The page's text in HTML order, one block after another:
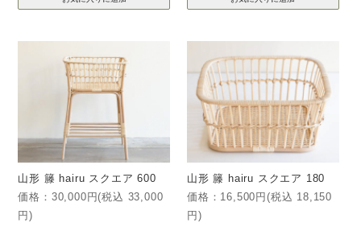
山形 籐 hairu スクエア 600
価格：30,000円(税込 33,000
円)
山形 籐 hairu スクエア 180
価格：16,500円(税込 18,150
円)